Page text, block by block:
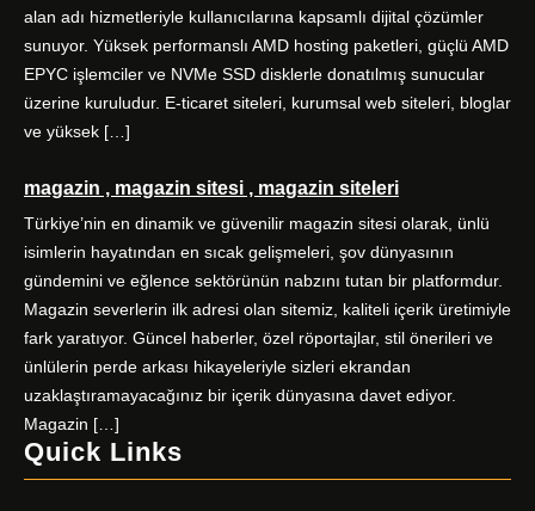
alan adı hizmetleriyle kullanıcılarına kapsamlı dijital çözümler
sunuyor. Yüksek performanslı AMD hosting paketleri, güçlü AMD
EPYC işlemciler ve NVMe SSD disklerle donatılmış sunucular
üzerine kuruludur. E-ticaret siteleri, kurumsal web siteleri, bloglar
ve yüksek […]
magazin , magazin sitesi , magazin siteleri
Türkiye’nin en dinamik ve güvenilir magazin sitesi olarak, ünlü
isimlerin hayatından en sıcak gelişmeleri, şov dünyasının
gündemini ve eğlence sektörünün nabzını tutan bir platformdur.
Magazin severlerin ilk adresi olan sitemiz, kaliteli içerik üretimiyle
fark yaratıyor. Güncel haberler, özel röportajlar, stil önerileri ve
ünlülerin perde arkası hikayeleriyle sizleri ekrandan
uzaklaştıramayacağınız bir içerik dünyasına davet ediyor.
Magazin […]
Quick Links